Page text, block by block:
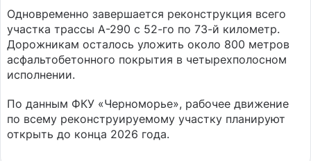
Одновременно завершается реконструкция всего
участка трассы А-290 с 52-го по 73-й километр.
Дорожникам осталось уложить около 800 метров
асфальтобетонного покрытия в четырехполосном
исполнении.
По данным ФКУ «Черноморье», рабочее движение
по всему реконструируемому участку планируют
открыть до конца 2026 года.